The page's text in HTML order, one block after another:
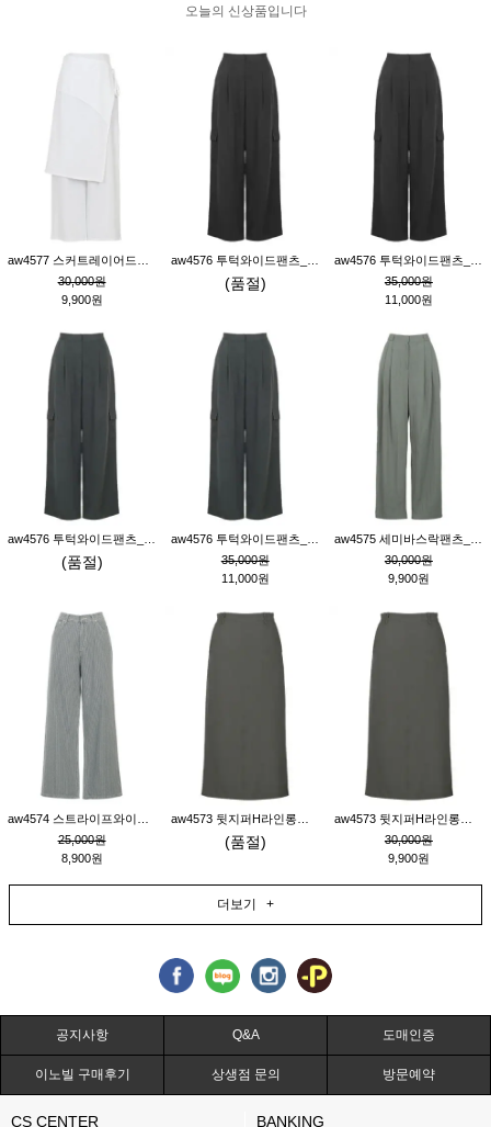
오늘의 신상품입니다
30,000원
9,900원
(품절)
35,000원
11,000원
(품절)
35,000원
11,000원
30,000원
9,900원
25,000원
8,900원
(품절)
30,000원
9,900원
더보기 +
공지사항 Q&A 도매인증
이노빌 구매후기 상생점 문의 방문예약
CS CENTER BANKING